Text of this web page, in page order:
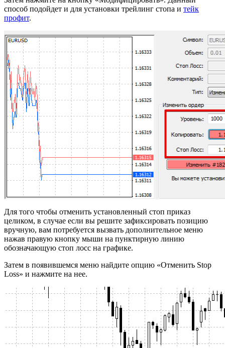
способ подойдет и для установки трейлинг стопа и тейк
профит.
Для того чтобы отменить установленный стоп приказ
целиком, в случае если вы решите зафиксировать позицию
вручную, вам потребуется вызвать дополнительное меню
нажав правую кнопку мыши на пунктирную линию
обозначающую стоп лосс на графике.
Затем в появившемся меню найдите опцию «Отменить Stop
Loss» и нажмите на нее.